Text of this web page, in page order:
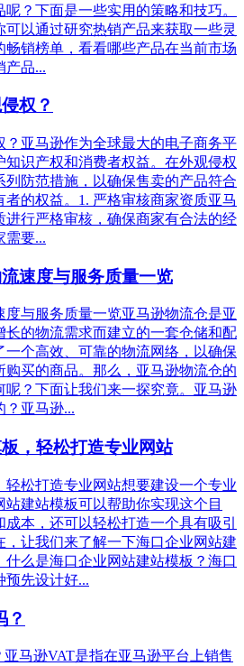
？下面是一些实用的策略和技巧。
可以通过研究热销产品来获取一些灵
销榜单，看看哪些产品在当前市场
产品...
权？
？亚马逊作为全球最大的电子商务平
知识产权和消费者权益。在外观侵权
防范措施，以确保售卖的产品符合
的权益。1. 严格审核商家资质亚马
进行严格审核，确保商家有合法的经
需要...
速度与服务质量一览
度与服务质量一览亚马逊物流仓是亚
长的物流需求而建立的一套仓储和配
一个高效、可靠的物流网络，以确保
购买的商品。那么，亚马逊物流仓的
呢？下面让我们来一探究竟。亚马逊
？亚马逊...
，轻松打造专业网站
松打造专业网站想要建设一个专业
建站模板可以帮助你实现这个目
本，还可以轻松打造一个具有吸引
，让我们来了解一下海口企业网站建
么是海口企业网站建站模板？海口
预先设计好...
？
马逊VAT是指在亚马逊平台上销售